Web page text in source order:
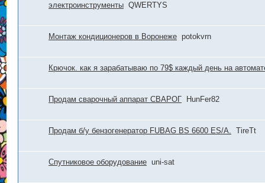
электроинструменты QWERTYS
Монтаж кондиционеров в Воронеже potokvrn
Крючок. как я зарабатываю по 79$ каждый день на
Продам сварочный аппарат СВАРОГ HunFer82
Продам б/у бензогенератор FUBAG BS 6600 ES/A. TireTt
Спутниковое оборудование uni-sat